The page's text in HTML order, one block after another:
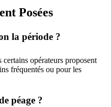
Posées
la période ?
opérateurs proposent
fréquentés ou pour les
péage ?